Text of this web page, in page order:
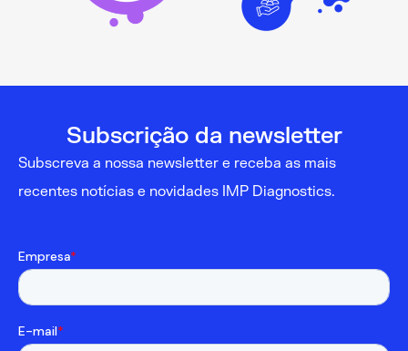
Subscrição da newsletter
Subscreva a nossa newsletter e receba as mais
recentes notícias e novidades IMP Diagnostics.